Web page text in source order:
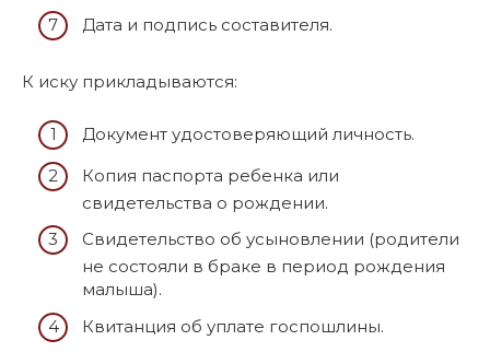
Дата и подпись составителя.
К иску прикладываются:
Документ удостоверяющий личность.
Копия паспорта ребенка или
свидетельства о рождении.
Свидетельство об усыновлении (родители
не состояли в браке в период рождения
малыша).
Квитанция об уплате госпошлины.